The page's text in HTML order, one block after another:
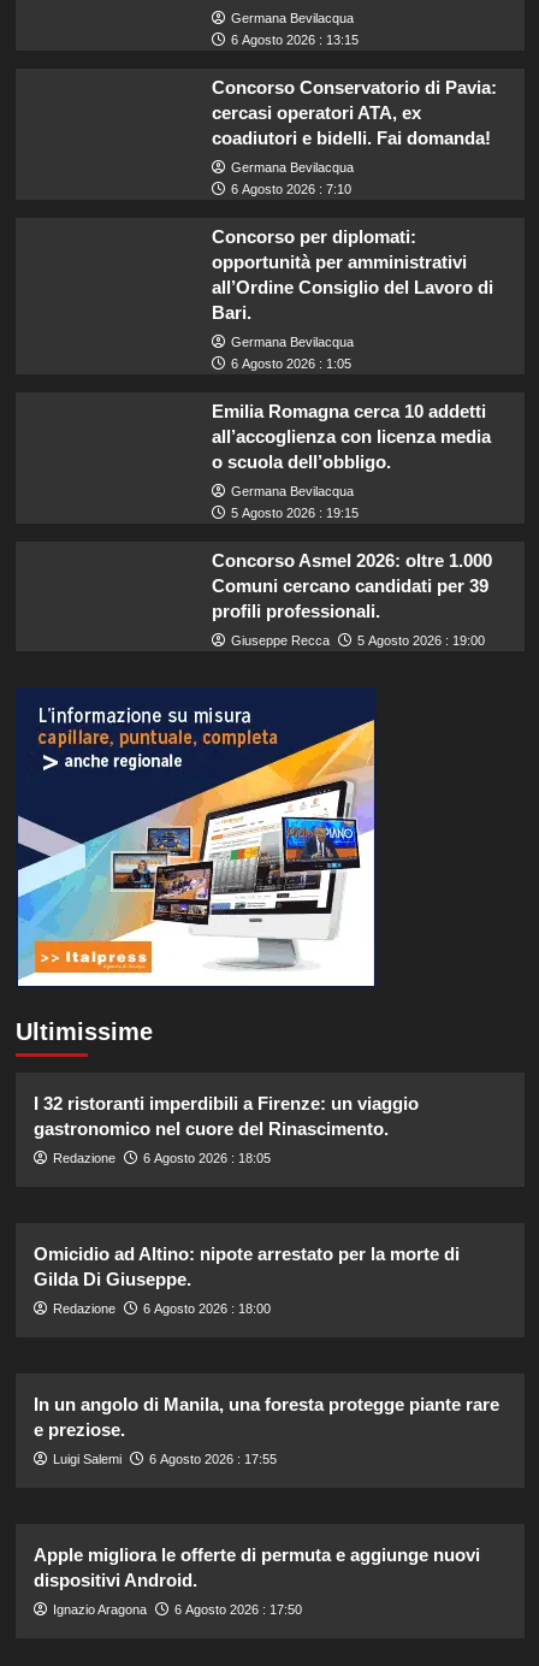
Germana Bevilacqua
6 Agosto 2026 : 13:15
Concorso Conservatorio di Pavia:
cercasi operatori ATA, ex
coadiutori e bidelli. Fai domanda!
Germana Bevilacqua
6 Agosto 2026 : 7:10
Concorso per diplomati:
opportunità per amministrativi
all’Ordine Consiglio del Lavoro di
Bari.
Germana Bevilacqua
6 Agosto 2026 : 1:05
Emilia Romagna cerca 10 addetti
all’accoglienza con licenza media
o scuola dell’obbligo.
Germana Bevilacqua
5 Agosto 2026 : 19:15
Concorso Asmel 2026: oltre 1.000
Comuni cercano candidati per 39
profili professionali.
Giuseppe Recca 5 Agosto 2026 : 19:00
Ultimissime
I 32 ristoranti imperdibili a Firenze: un viaggio
gastronomico nel cuore del Rinascimento.
Redazione 6 Agosto 2026 : 18:05
Omicidio ad Altino: nipote arrestato per la morte di
Gilda Di Giuseppe.
Redazione 6 Agosto 2026 : 18:00
In un angolo di Manila, una foresta protegge piante rare
e preziose.
Luigi Salemi 6 Agosto 2026 : 17:55
Apple migliora le offerte di permuta e aggiunge nuovi
dispositivi Android.
Ignazio Aragona 6 Agosto 2026 : 17:50